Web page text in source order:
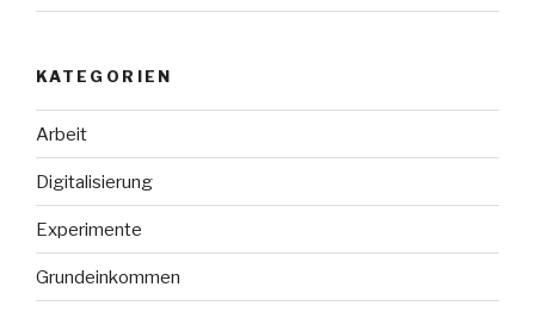
KATEGORIEN
Arbeit
Digitalisierung
Experimente
Grundeinkommen